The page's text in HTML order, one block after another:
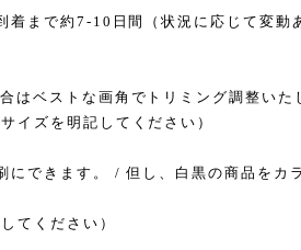
まで約7-10日間（状況に応じて変動
はベストな画角でトリミング調整いた
イズを明記してください）
にできます。 / 但し、白黒の商品をカ
てください）